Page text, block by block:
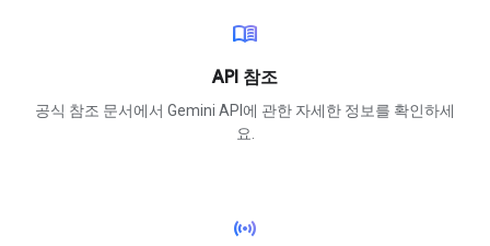
menu_book
API 참조
공식 참조 문서에서 Gemini API에 관한 자세한 정보를 확인하세
요.
sensors